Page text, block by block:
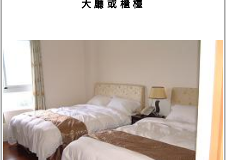
大廳或櫃檯